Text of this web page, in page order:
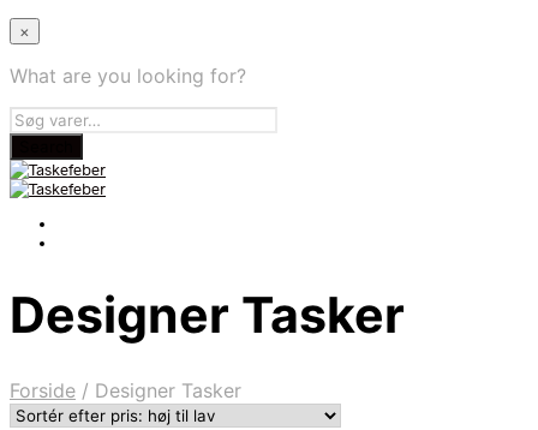
×
What are you looking for?
Designer Tasker
Forside / Designer Tasker